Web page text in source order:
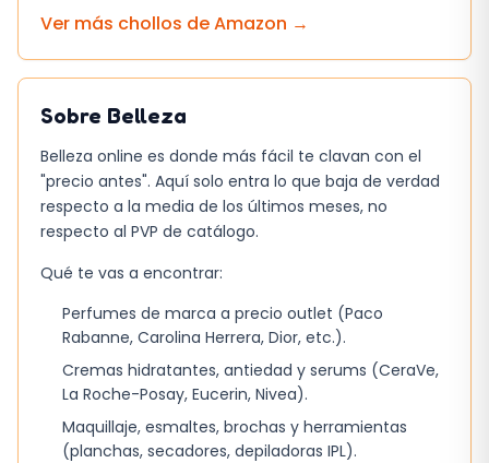
Esperaba que el aparato fuera solo un
una capa extra de tratamiento. La potencia de
vibración es suficiente para eliminar restos de
limpieza profunda. Un detalle que me llamó la
atención es el tiempo de carga: tarda
alrededor de una hora, pero una carga
resulta práctico para usarlo varias veces a la
semana.
incorporar a la rutina nocturna; basta con unos
minutos antes de la crema hidratante. La
combinación devibraciónyluzofrece una
Ver más chollos deAmazon →
Sobre Belleza
Belleza online es donde más fácil te clavan con el
"precio antes". Aquí solo entra lo que baja de verdad
respecto a la media de los últimos meses, no
respecto al PVP de catálogo.
Qué te vas a encontrar:
Perfumes de marca a precio outlet (Paco
Rabanne, Carolina Herrera, Dior, etc.).
Cremas hidratantes, antiedad y serums (CeraVe,
La Roche-Posay, Eucerin, Nivea).
Maquillaje, esmaltes, brochas y herramientas
(planchas, secadores, depiladoras IPL).